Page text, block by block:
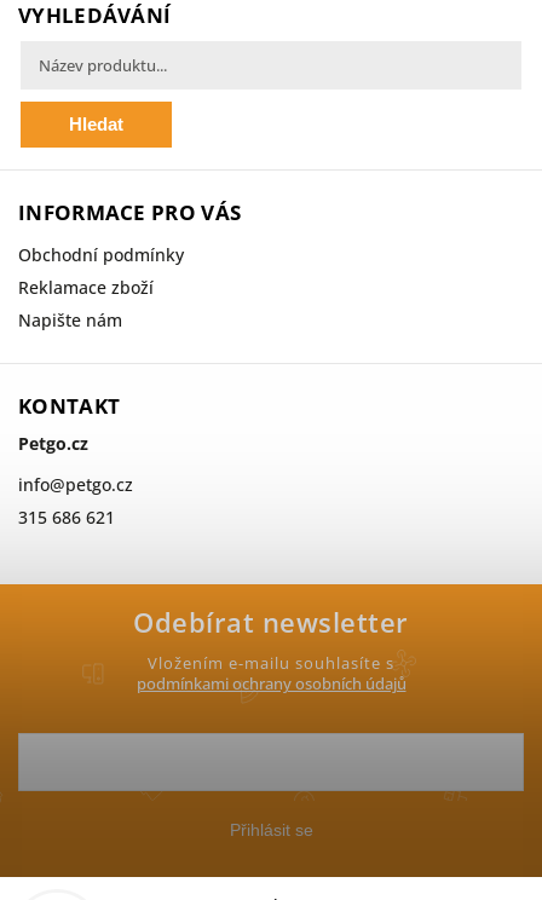
Odebírat newsletter
Vložením e-mailu souhlasíte s
podmínkami ochrany osobních údajů
Přihlásit se
VYHLEDÁVÁNÍ
Hledat
INFORMACE PRO VÁS
Obchodní podmínky
Reklamace zboží
Napište nám
KONTAKT
Petgo.cz
info@petgo.cz
315 686 621